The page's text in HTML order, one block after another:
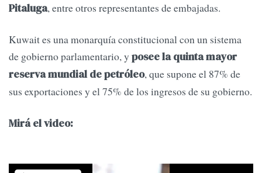
Pitaluga, entre otros representantes de embajadas.
Kuwait es una monarquía constitucional con un sistema
de gobierno parlamentario, y posee la quinta mayor
reserva mundial de petróleo, que supone el 87% de
sus exportaciones y el 75% de los ingresos de su gobierno.
Mirá el video: